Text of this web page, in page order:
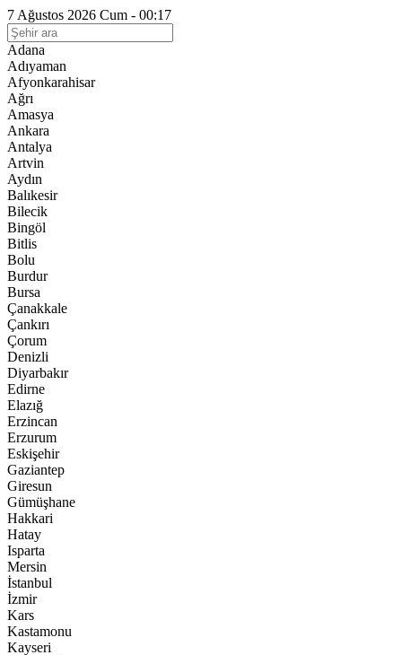
7 Ağustos 2026 Cum - 00:17
Adana
Adıyaman
Afyonkarahisar
Ağrı
Amasya
Ankara
Antalya
Artvin
Aydın
Balıkesir
Bilecik
Bingöl
Bitlis
Bolu
Burdur
Bursa
Çanakkale
Çankırı
Çorum
Denizli
Diyarbakır
Edirne
Elazığ
Erzincan
Erzurum
Eskişehir
Gaziantep
Giresun
Gümüşhane
Hakkari
Hatay
Isparta
Mersin
İstanbul
İzmir
Kars
Kastamonu
Kayseri